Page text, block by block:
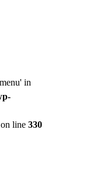
in
on line 330